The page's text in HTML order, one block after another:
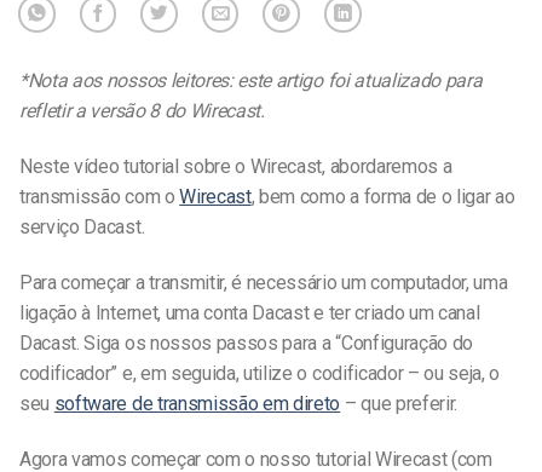
*Nota aos nossos leitores: este artigo foi atualizado para
refletir a versão 8 do Wirecast.
Neste vídeo tutorial sobre o Wirecast, abordaremos a
transmissão com oWirecast, bem como a forma de o ligar ao
serviço Dacast.
Para começar a transmitir, é necessário um computador, uma
ligação à Internet, uma conta Dacast e ter criado um canal
Dacast. Siga os nossos passos para a “Configuração do
codificador” e, em seguida, utilize o codificador – ou seja, o
seu software de transmissão em direto – que preferir.
Agora vamos começar com o nosso tutorial Wirecast (com